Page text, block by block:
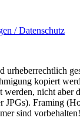
/ Datenschutz
urheberrechtlich
kopiert
werden, nicht aber
JPGs). Framing
sind vorbehalten!